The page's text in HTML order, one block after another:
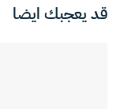
قد يعجبك ايضا